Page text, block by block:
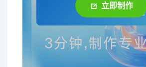
立即制作